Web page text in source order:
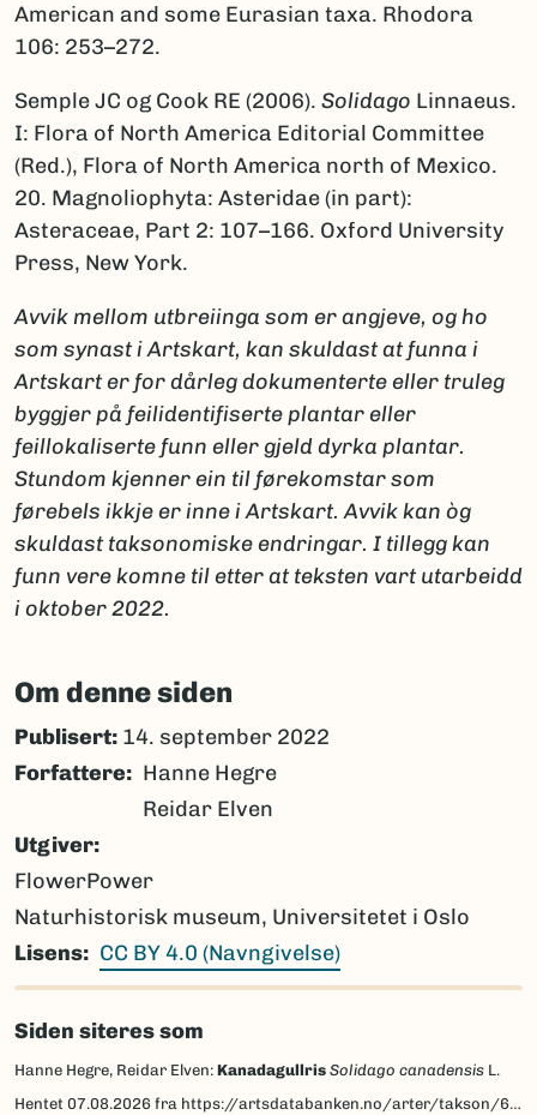
American and some Eurasian taxa. Rhodora
106: 253–272.
Semple JC og Cook RE (2006). Solidago Linnaeus.
I: Flora of North America Editorial Committee
(Red.), Flora of North America north of Mexico.
20. Magnoliophyta: Asteridae (in part):
Asteraceae, Part 2: 107–166. Oxford University
Press, New York.
Avvik mellom utbreiinga som er angjeve, og ho
som synast i Artskart, kan skuldast at funna i
Artskart er for dårleg dokumenterte eller truleg
byggjer på feilidentifiserte plantar eller
feillokaliserte funn eller gjeld dyrka plantar.
Stundom kjenner ein til førekomstar som
førebels ikkje er inne i Artskart. Avvik kan òg
skuldast taksonomiske endringar. I tillegg kan
funn vere komne til etter at teksten vart utarbeidd
i oktober 2022.
Om denne siden
Publisert: 14. september 2022
Forfattere
Hanne Hegre
Reidar Elven
Utgiver
FlowerPower
Naturhistorisk museum, Universitetet i Oslo
Lisens
CC BY 4.0 (Navngivelse)
Siden siteres som
Hanne Hegre, Reidar Elven: Kanadagullris Solidago canadensis L.
Hentet 07.08.2026 fra https://artsdatabanken.no/arter/takson/60776/beskrivelse